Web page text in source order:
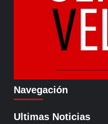
Navegación
Ultimas Noticias